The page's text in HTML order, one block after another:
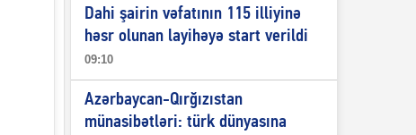
Dahi şairin vəfatının 115 illiyinə
həsr olunan layihəyə start verildi
09:10
Azərbaycan-Qırğızıstan
münasibətləri: türk dünyasına